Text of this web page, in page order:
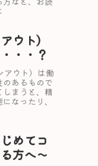
ウト）
・・？
アウト）は働
のあるもので
まうと、精
なったり、
めてコ
方へ〜